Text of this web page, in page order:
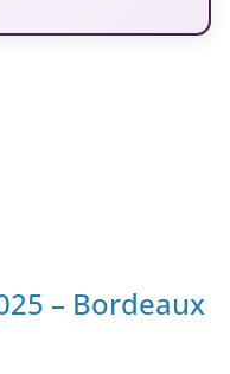
– Bordeaux